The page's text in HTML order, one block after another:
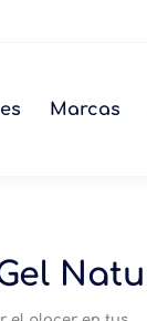
Marcas